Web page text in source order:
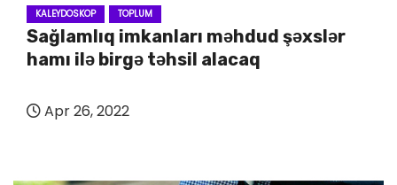
KALEYDOSKOP TOPLUM
Sağlamlıq imkanları məhdud şəxslər
hamı ilə birgə təhsil alacaq
Apr 26, 2022